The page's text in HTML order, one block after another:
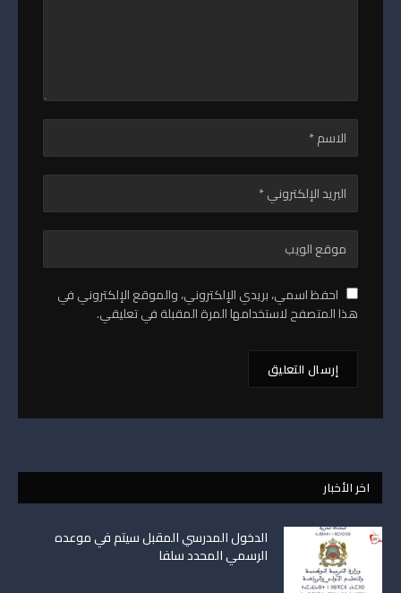
احفظ اسمي، بريدي الإلكتروني، والموقع الإلكتروني في
هذا المتصفح لاستخدامها المرة المقبلة في تعليقي.
اخر الأخبار
الدخول المدرسي المقبل سیتم في موعده
الرسمي المحدد سلفا